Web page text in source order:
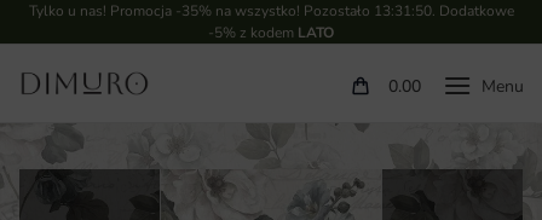
Tylko u nas! Promocja -35% na wszystko! Pozostało 13:31:49. Dodatkowe
-5% z kodem LATO
0.00